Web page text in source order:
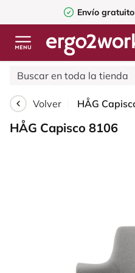
Envío gratuito
Volver
HÅG Capisco 8106